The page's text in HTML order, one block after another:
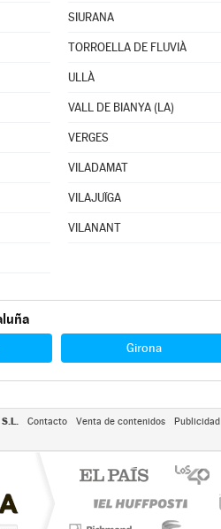
SIURANA
TORROELLA DE FLUVIÀ
ULLÀ
VALL DE BIANYA (LA)
VERGES
VILADAMAT
VILAJUÏGA
VILANANT
Girona
Contacto Venta de contenidos Publicidad